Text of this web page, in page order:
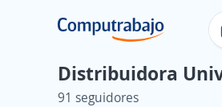
Distribuidora
91 seguidores